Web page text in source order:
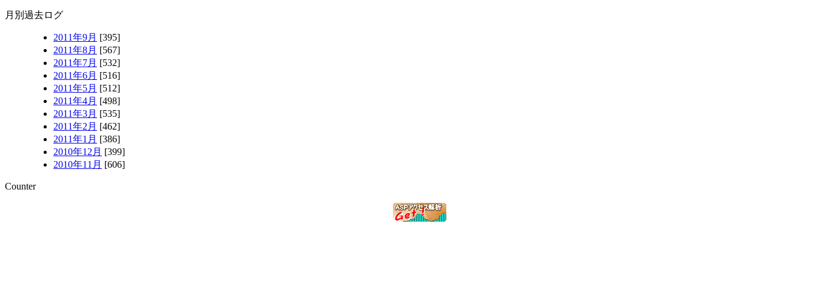
月別過去ログ
2011年9月 [395]
2011年8月 [567]
2011年7月 [532]
2011年6月 [516]
2011年5月 [512]
2011年4月 [498]
2011年3月 [535]
2011年2月 [462]
2011年1月 [386]
2010年12月 [399]
2010年11月 [606]
Counter